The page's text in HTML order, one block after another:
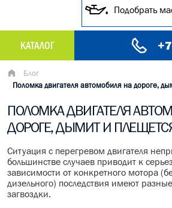
Подобрать
КАТАЛОГ
МАСЛО МОТОРНОЕ
ГИДРАВЛИЧЕСКИЕ МАСЛА
МАСЛО В КОРОБКУ
КОНСИСТЕНТНАЯ СМАЗКА
Блог
Поломка двигателя автомобиля на дороге,
ПОЛОМКА ДВИГАТЕЛЯ
ДОРОГЕ, ДЫМИТ И
Ситуация с перегревом двигателя
большинстве случаев приводит к
зависимости от конкретного мотора
дизельного) последствия имеют
загвоздки.